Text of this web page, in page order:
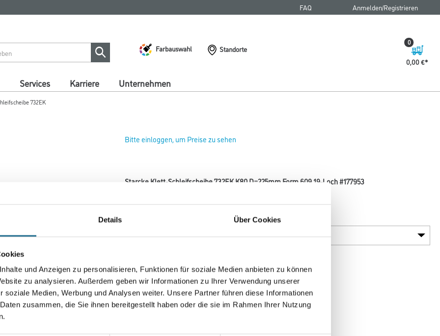
Details Über Cookies
und Anzeigen zu personalisieren, Funktionen für soziale Medien anbieten zu können
zu analysieren. Außerdem geben wir Informationen zu Ihrer Verwendung unserer
soziale Medien, Werbung und Analysen weiter. Unsere Partner führen diese Informationen
zusammen, die Sie ihnen bereitgestellt haben oder die sie im Rahmen Ihrer Nutzung
FAQ Anmelden/Registrieren
Farbauswahl
Standorte
0,00 €
0
Services Karriere Unternehmen
732EK
Bitte einloggen, um Preise zu sehen
Starcke Klett-Schleifscheibe 732EK K80 D=225mm Form 609 19-Loch #177953
Umrechnungsfaktoren